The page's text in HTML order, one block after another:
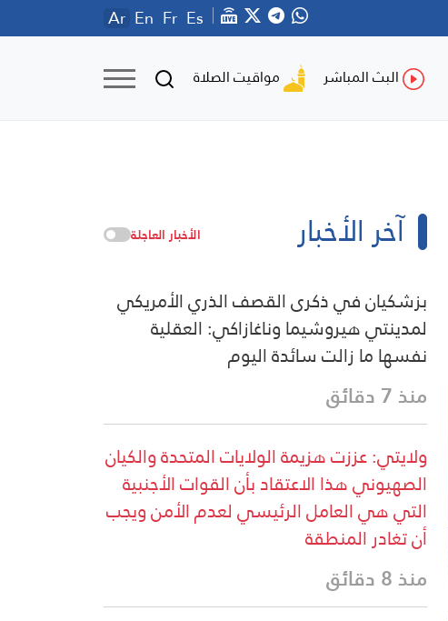
Ar En Fr Es
البث المباشر مواقيت الصلاة
آخر الأخبار الأخبار العاجلة
بزشكيان في ذكرى القصف الذري الأمريكي
لمدينتي هيروشيما وناغازاكي: العقلية
نفسها ما زالت سائدة اليوم
منذ 7 دقائق
ولايتي: عززت هزيمة الولايات المتحدة والكيان
الصهيوني هذا الاعتقاد بأن القوات الأجنبية
التي هي العامل الرئيسي لعدم الأمن ويجب
أن تغادر المنطقة
منذ 8 دقائق